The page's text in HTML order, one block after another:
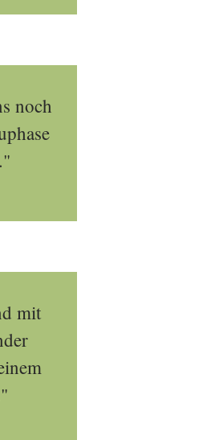
noch
mit